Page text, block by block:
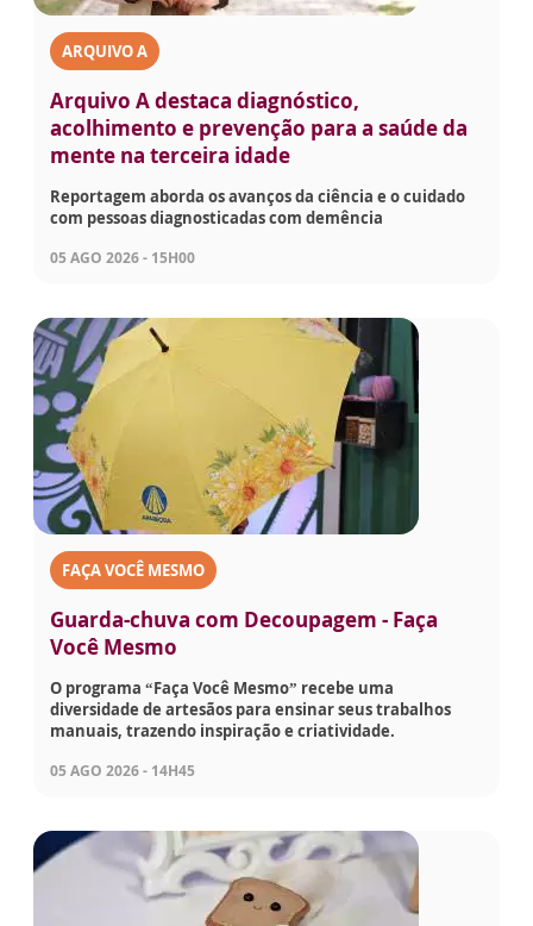
ARQUIVO A
Arquivo A destaca diagnóstico,
acolhimento e prevenção para a saúde da
mente na terceira idade
Reportagem aborda os avanços da ciência e o cuidado
com pessoas diagnosticadas com demência
05 AGO 2026 - 15H00
FAÇA VOCÊ MESMO
Guarda-chuva com Decoupagem - Faça
Você Mesmo
O programa “Faça Você Mesmo” recebe uma
diversidade de artesãos para ensinar seus trabalhos
manuais, trazendo inspiração e criatividade.
05 AGO 2026 - 14H45